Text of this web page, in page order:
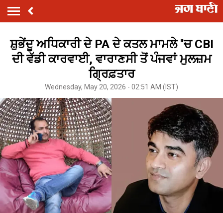
ਸ਼ੁਭੇਂਦੂ ਅਧਿਕਾਰੀ ਦੇ PA ਦੇ ਕਤਲ ਮਾਮਲੇ ''ਚ CBI
ਦੀ ਵੱਡੀ ਕਾਰਵਾਈ, ਵਾਰਾਣਸੀ ਤੋਂ ਪੰਜਵਾਂ ਮੁਲਜ਼ਮ
ਗ੍ਰਿਫ਼ਤਾਰ
Wednesday, May 20, 2026 - 02:51 AM (IST)